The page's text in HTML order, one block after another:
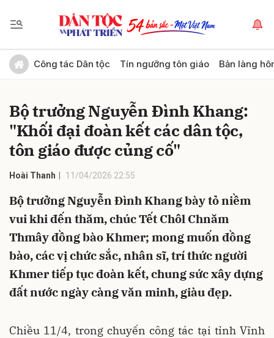
Công tác Dân tộc Tín ngưỡng tôn giáo Bản làng
Bộ trưởng Nguyễn Đình Khang:
"Khối đại đoàn kết các dân tộc,
tôn giáo được củng cố"
Hoài Thanh 11/04/2026 22:55
Bộ trưởng Nguyễn Đình Khang bày tỏ niềm
vui khi đến thăm, chúc Tết Chôl Chnăm
Thmây đồng bào Khmer; mong muốn đồng
bào, các vị chức sắc, nhân sĩ, trí thức người
Khmer tiếp tục đoàn kết, chung sức xây dựng
đất nước ngày càng văn minh, giàu đẹp.
Chiều 11/4, trong chuyến công tác tại tỉnh Vĩnh
Gửi bình luận